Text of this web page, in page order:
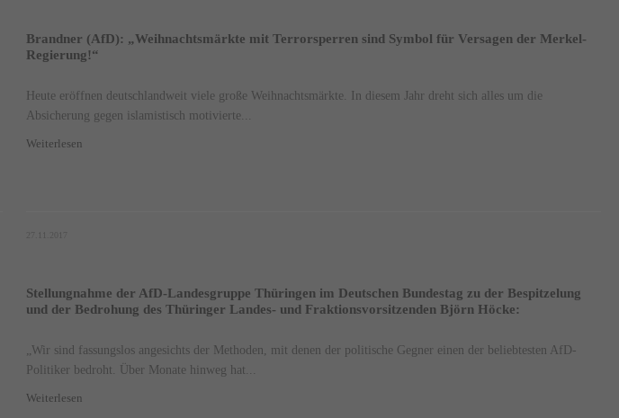
Brandner (AfD): „Weihnachtsmärkte mit Terrorsperren sind Symbol für Versagen der Merkel-
Regierung!“
Heute eröffnen deutschlandweit viele große Weihnachtsmärkte. In diesem Jahr dreht sich alles um die
Absicherung gegen islamistisch motivierte...
Weiterlesen
Stellungnahme der AfD-Landesgruppe Thüringen im Deutschen Bundestag zu der Bespitzelung
und der Bedrohung des Thüringer Landes- und Fraktionsvorsitzenden Björn Höcke:
„Wir sind fassungslos angesichts der Methoden, mit denen der politische Gegner einen der beliebtesten AfD-
Politiker bedroht. Über Monate hinweg hat...
Weiterlesen